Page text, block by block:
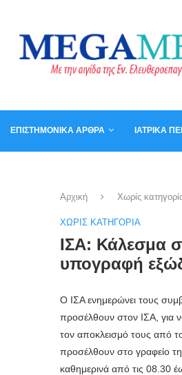
ΕΠΙΣΤΗΜΟΝΙΚΆ ΆΡΘΡΑ ΙΑΤΡΙΚΆ
Αρχική Χωρίς
ΧΩΡΊΣ ΚΑΤΗΓΟΡΊΑ
ΙΣΑ: Κάλεσμα
υπογραφή
Ο ΙΣΑ ενημερώνει τους
προσέλθουν στον ΙΣΑ, για
τον αποκλεισμό τους από
προσέλθουν στο γραφείο
καθημερινά από τις 08.30